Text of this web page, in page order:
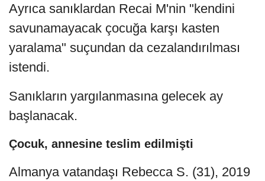
Ayrıca sanıklardan Recai M'nin "kendini
savunamayacak çocuğa karşı kasten
yaralama" suçundan da cezalandırılması
istendi.
Sanıkların yargılanmasına gelecek ay
başlanacak.
Çocuk, annesine teslim edilmişti
Almanya vatandaşı Rebecca S. (31), 2019